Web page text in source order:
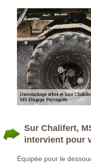
Sur Chalifert,
intervient pour
Équipée pour le